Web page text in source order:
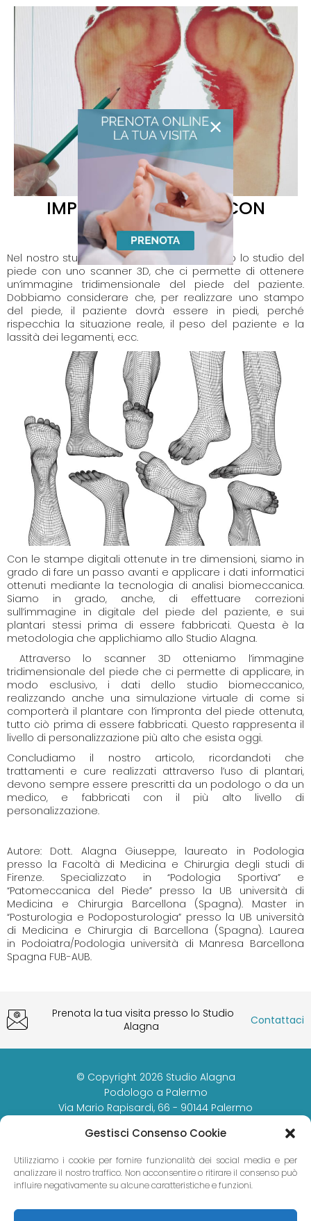
Gestisci Consenso Cookie
Utilizziamo i cookie per fornire funzionalità dei social media e per
analizzare il nostro traffico. Non acconsentire o ritirare il consenso può
influire negativamente su alcune caratteristiche e funzioni.
IMPRONTA DEL PIEDE CON
SCANNER 3D
Nel nostro studio, ormai da anni, effettuiamo lo studio del
piede con uno scanner 3D, che ci permette di ottenere
un’immagine tridimensionale del piede del paziente.
Dobbiamo considerare che, per realizzare uno stampo
del piede, il paziente dovrà essere in piedi, perché
rispecchia la situazione reale, il peso del paziente e la
lassità dei legamenti, ecc.
Con le stampe digitali ottenute in tre dimensioni, siamo in
grado di fare un passo avanti e applicare i dati informatici
ottenuti mediante la tecnologia di analisi biomeccanica.
Siamo in grado, anche, di effettuare correzioni
sull’immagine in digitale del piede del paziente, e sui
plantari stessi prima di essere fabbricati. Questa è la
metodologia che applichiamo allo Studio Alagna.
Attraverso lo scanner 3D otteniamo l’immagine
tridimensionale del piede che ci permette di applicare, in
modo esclusivo, i dati dello studio biomeccanico,
realizzando anche una simulazione virtuale di come si
comporterà il plantare con l’impronta del piede ottenuta,
tutto ciò prima di essere fabbricati. Questo rappresenta il
livello di personalizzazione più alto che esista oggi.
Concludiamo il nostro articolo, ricordandoti che
trattamenti e cure realizzati attraverso l’uso di plantari,
devono sempre essere prescritti da un podologo o da un
medico, e fabbricati con il più alto livello di
personalizzazione.
Autore: Dott. Alagna Giuseppe, laureato in Podologia
presso la Facoltà di Medicina e Chirurgia degli studi di
Firenze. Specializzato in “Podologia Sportiva” e
“Patomeccanica del Piede” presso la UB università di
Medicina e Chirurgia Barcellona (Spagna). Master in
“Posturologia e Podoposturologia” presso la UB università
di Medicina e Chirurgia di Barcellona (Spagna). Laurea
in Podoiatra/Podologia università di Manresa Barcellona
Spagna FUB-AUB.
Prenota la tua visita presso lo Studio
Alagna
Contattaci
© Copyright 2026 Studio Alagna
Podologo a Palermo
Via Mario Rapisardi, 66 - 90144 Palermo
Privacy Policy/Cookies Policy/Blog
Powered by
BTW Software House - SYS-DAT Group
091 929 5977
366 5395738
×